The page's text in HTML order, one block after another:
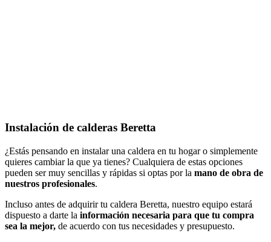
Instalación de calderas Beretta
¿Estás pensando en instalar una caldera en tu hogar o simplemente
quieres cambiar la que ya tienes? Cualquiera de estas opciones
pueden ser muy sencillas y rápidas si optas por la mano de obra de
nuestros profesionales.
Incluso antes de adquirir tu caldera Beretta, nuestro equipo estará
dispuesto a darte la información necesaria para que tu compra
sea la mejor, de acuerdo con tus necesidades y presupuesto.